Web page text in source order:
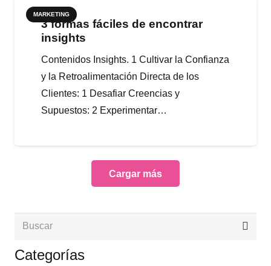
MARKETING
3 formas fáciles de encontrar
insights
Contenidos Insights. 1 Cultivar la Confianza
y la Retroalimentación Directa de los
Clientes: 1 Desafiar Creencias y
Supuestos: 2 Experimentar…
Cargar más
Categorías